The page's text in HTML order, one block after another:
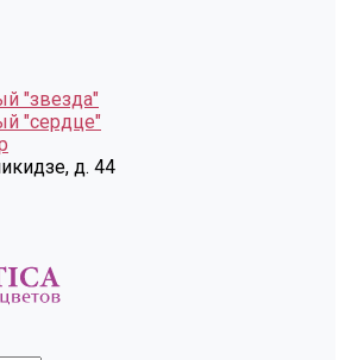
"звезда"
"сердце"
д. 44